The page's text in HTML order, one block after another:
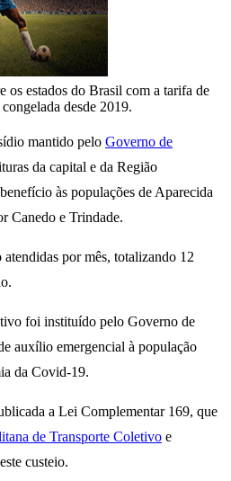
os estados do Brasil com a tarifa de
desde 2019.
mantido pelo Governo de
da capital e da Região
às populações de Aparecida
Canedo e Trindade.
por mês, totalizando 12
foi instituído pelo Governo de
auxílio emergencial à população
da Covid-19.
a Lei Complementar 169, que
de Transporte Coletivo e
custeio.